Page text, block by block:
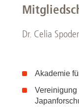
Dr. Celia
Akademie